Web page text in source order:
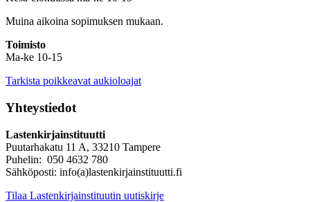
Muina aikoina sopimuksen mukaan.
Toimisto
Ma-ke 10-15
Tarkista poikkeavat aukioloajat
Yhteystiedot
Lastenkirjainstituutti
Puutarhakatu 11 A, 33210 Tampere
Puhelin: 050 4632 780
Sähköposti: info(a)lastenkirjainstituutti.fi
Tilaa Lastenkirjainstituutin uutiskirje